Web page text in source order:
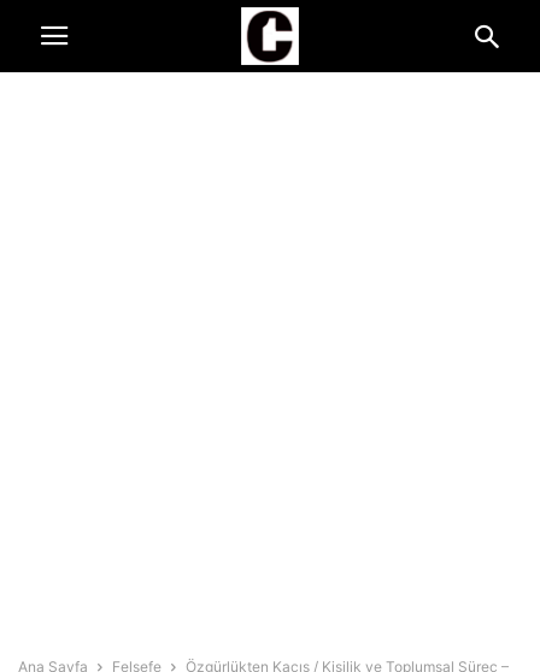
Ana Sayfa Felsefe
Özgürlükten Kaçış / Kişilik ve Toplumsal Süreç –